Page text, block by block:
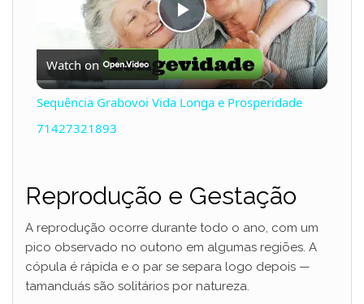
P
l
V
i
Watch on
Sequência Grabovoi Vida Longa e Prosperidade
71427321893
Reprodução e Gestação
A reprodução ocorre durante todo o ano, com um
pico observado no outono em algumas regiões. A
cópula é rápida e o par se separa logo depois —
tamanduás são solitários por natureza.